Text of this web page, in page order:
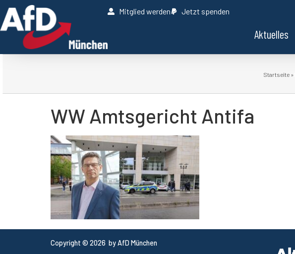
Mitglied werden Jetzt spenden
Aktuelles
Startseite »
WW Amtsgericht Antifa
Copyright © 2026 by AfD München